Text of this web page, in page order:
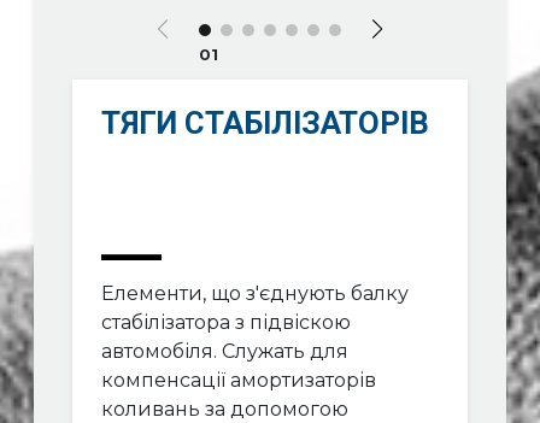
01
ТЯГИ СТАБІЛІЗАТОРІВ
Елементи, що з'єднують балку
стабілізатора з підвіскою
автомобіля. Служать для
компенсації амортизаторів
коливань за допомогою